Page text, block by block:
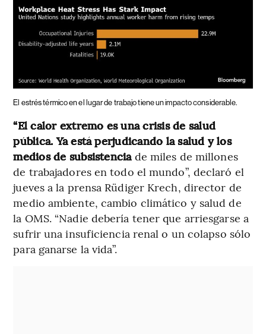
El estrés térmico en el lugar de trabajo tiene un impacto considerable.
“El calor extremo es una crisis de salud
pública. Ya está perjudicando la salud y los
medios de subsistenciade miles de millones
de trabajadores en todo el mundo”, declaró el
jueves a la prensa Rüdiger Krech, director de
medio ambiente, cambio climático y salud de
la OMS. “Nadie debería tener que arriesgarse a
sufrir una insuficiencia renal o un colapso sólo
para ganarse la vida”.